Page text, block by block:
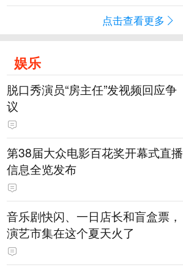
点击查看更多
娱乐
脱口秀演员“房主任”发视频回应争
议
第38届大众电影百花奖开幕式直播
信息全览发布
音乐剧快闪、一日店长和盲盒票，
演艺市集在这个夏天火了